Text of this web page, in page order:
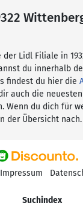
Lidl Filiale in
du innerhalb
findest du hier die
auch die
Wenn du dich für
der Übersicht nach.
Impressum
Suchindex